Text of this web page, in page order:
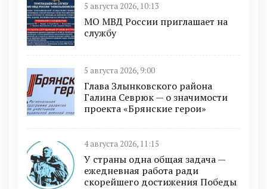
5 августа 2026, 10:13
МО МВД России приглашает на
службу
5 августа 2026, 9:00
Глава Злынковского района
Галина Севрюк — о значимости
проекта «Брянские герои»
4 августа 2026, 11:15
У страны одна общая задача —
ежедневная работа ради
скорейшего достижения Победы